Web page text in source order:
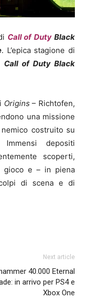
Call of Duty Black
. L’epica stagione di
Call of Duty Black
Origins – Richtofen,
una missione
costruito su
depositi
scoperti,
gioco e – in piena
di scena e di
Next article
40.000 Eternal
in arrivo per PS4 e
Xbox One